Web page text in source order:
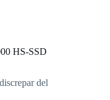
HS-SSD
del